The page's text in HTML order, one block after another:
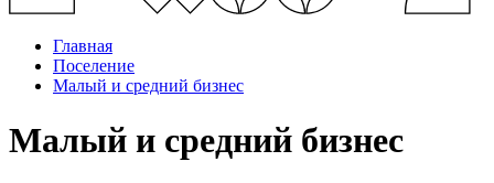
Главная
Поселение
Малый и средний бизнес
Малый и средний бизнес